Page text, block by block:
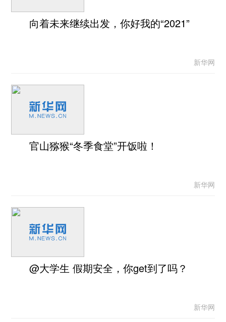
向着未来继续出发，你好我的“2021”
新华网
官山猕猴“冬季食堂”开饭啦！
新华网
@大学生 假期安全，你get到了吗？
新华网